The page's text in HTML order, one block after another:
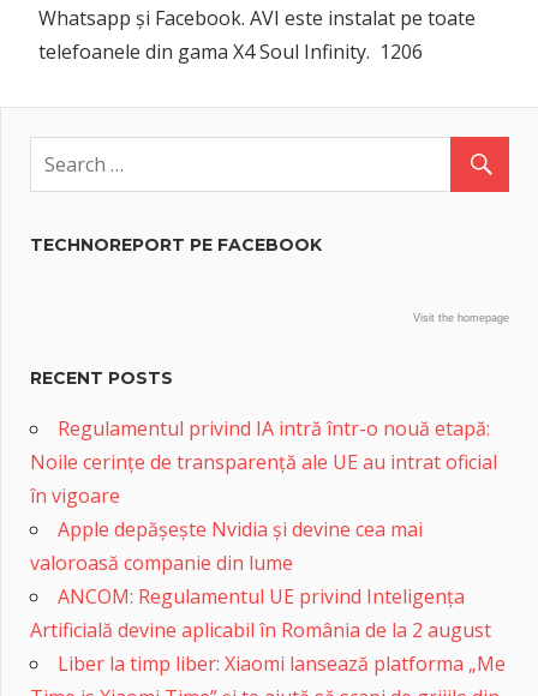
Whatsapp și Facebook. AVI este instalat pe toate
telefoanele din gama X4 Soul Infinity. 1206
TECHNOREPORT PE FACEBOOK
Visit the homepage
RECENT POSTS
Regulamentul privind IA intră într-o nouă etapă:
Noile cerințe de transparență ale UE au intrat oficial
în vigoare
Apple depășește Nvidia și devine cea mai
valoroasă companie din lume
ANCOM: Regulamentul UE privind Inteligența
Artificială devine aplicabil în România de la 2 august
Liber la timp liber: Xiaomi lansează platforma „Me